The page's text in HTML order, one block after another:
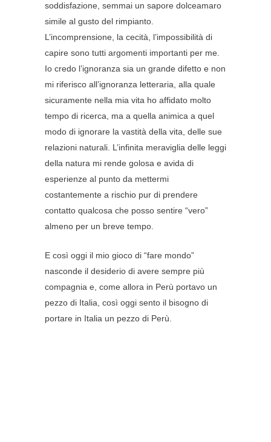
soddisfazione, semmai un sapore dolceamaro
simile al gusto del rimpianto.
L’incomprensione, la cecità, l’impossibilità di
capire sono tutti argomenti importanti per me.
Io credo l’ignoranza sia un grande difetto e non
mi riferisco all’ignoranza letteraria, alla quale
sicuramente nella mia vita ho affidato molto
tempo di ricerca, ma a quella animica a quel
modo di ignorare la vastità della vita, delle sue
relazioni naturali. L’infinita meraviglia delle leggi
della natura mi rende golosa e avida di
esperienze al punto da mettermi
costantemente a rischio pur di prendere
contatto qualcosa che posso sentire “vero”
almeno per un breve tempo.
E così oggi il mio gioco di “fare mondo”
nasconde il desiderio di avere sempre più
compagnia e, come allora in Perù portavo un
pezzo di Italia, così oggi sento il bisogno di
portare in Italia un pezzo di Perù.